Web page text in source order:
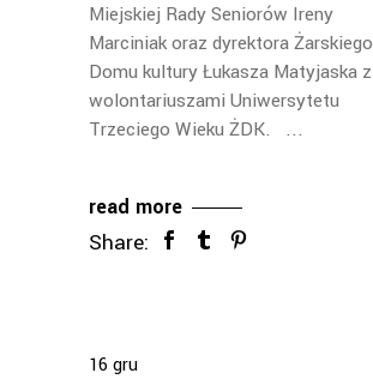
Miejskiej Rady Seniorów Ireny
Marciniak oraz dyrektora Żarskiego
Domu kultury Łukasza Matyjaska z
wolontariuszami Uniwersytetu
Trzeciego Wieku ŻDK.
read more
Share:
16 gru